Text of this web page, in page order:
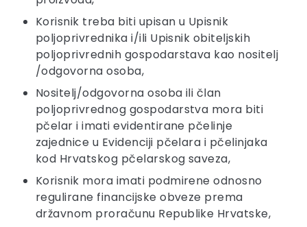
Korisnik treba biti upisan u Upisnik
poljoprivrednika i/ili Upisnik obiteljskih
poljoprivrednih gospodarstava kao nositelj
/odgovorna osoba,
Nositelj/odgovorna osoba ili član
poljoprivrednog gospodarstva mora biti
pčelar i imati evidentirane pčelinje
zajednice u Evidenciji pčelara i pčelinjaka
kod Hrvatskog pčelarskog saveza,
Korisnik mora imati podmirene odnosno
regulirane financijske obveze prema
državnom proračunu Republike Hrvatske,